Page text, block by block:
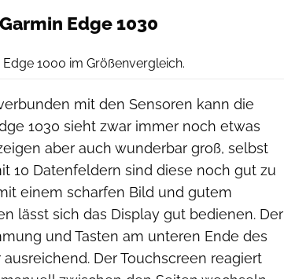
Edge 1030
1000 im Größenvergleich.
mit den Sensoren kann die
1030 sieht zwar immer noch etwas
aber auch wunderbar groß, selbst
10 Datenfeldern sind diese noch gut zu
einem scharfen Bild und gutem
lässt sich das Display gut bedienen. Der
und Tasten am unteren Ende des
Der Touchscreen reagiert